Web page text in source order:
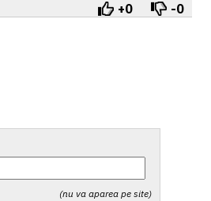
+0 -0
(nu va aparea pe site)